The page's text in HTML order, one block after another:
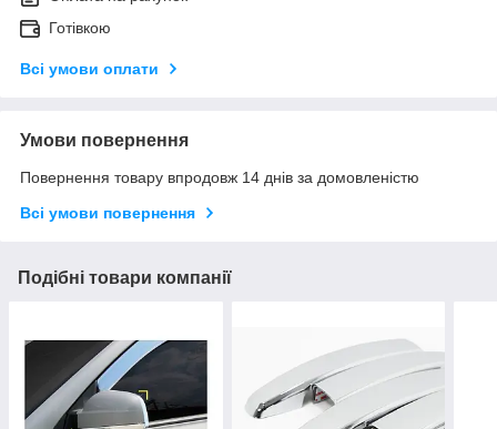
Готівкою
Всі умови оплати
Умови повернення
Повернення товару впродовж 14 днів за домовленістю
Всі умови повернення
Подібні товари компанії